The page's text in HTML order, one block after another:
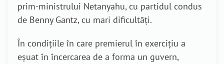
prim-ministrului Netanyahu, cu partidul condus
de Benny Gantz, cu mari dificultăți.
În condițiile în care premierul în exercițiu a
eșuat în încercarea de a forma un guvern,